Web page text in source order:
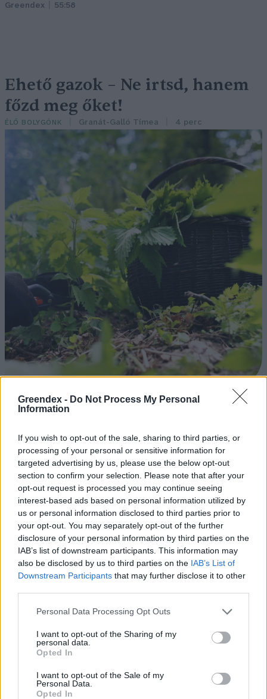
Greendex - Do Not Process My Personal
Information
If you wish to opt-out of the sale, sharing to third parties, or
processing of your personal or sensitive information for
targeted advertising by us, please use the below opt-out
section to confirm your selection. Please note that after your
opt-out request is processed you may continue seeing
interest-based ads based on personal information utilized by
us or personal information disclosed to third parties prior to
your opt-out. You may separately opt-out of the further
disclosure of your personal information by third parties on the
IAB’s list of downstream participants. This information may
also be disclosed by us to third parties on the IAB’s List of
Downstream Participants that may further disclose it to other
Personal Data Processing Opt Outs
I want to opt-out of the Sharing of my
personal data.
Opted In
I want to opt-out of the Sale of my
Personal Data.
Opted In
Greendex 55:58
Ehető gazok – Ne irtsd, hanem
főzd meg őket!
ÉLŐ BOLYGÓNK Granát-Galló Tímea 4 perc
A gyomok rendkívül sokoldalúak, mind életmódjukban, mind
felhasználhatóságukban. Ráadásul a kertedet is támogathatják!
Születésnapi programokkal várja a
hétvégén a közönséget a 160 éves
Fővárosi Állatkert
ÉLŐ BOLYGÓNK
Szedd magad őszibarack: itt vannak
a legjobb lelőhelyek!
SZEMLE